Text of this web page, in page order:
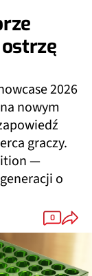
2026
nowym
graczy.
—
o
0